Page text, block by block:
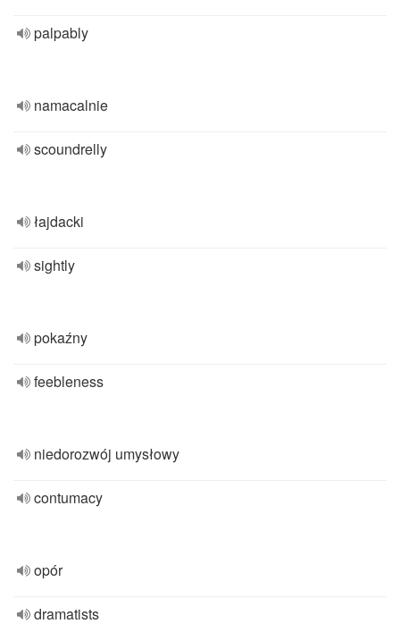
palpably
namacalnie
scoundrelly
łajdacki
sightly
pokaźny
feebleness
niedorozwój umysłowy
contumacy
opór
dramatists